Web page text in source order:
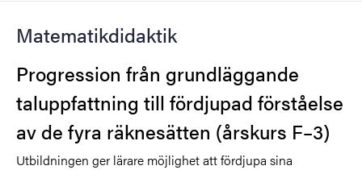
Matematikdidaktik
Progression från grundläggande
taluppfattning till fördjupad förståelse
av de fyra räknesätten (årskurs F–3)
Utbildningen ger lärare möjlighet att fördjupa sina